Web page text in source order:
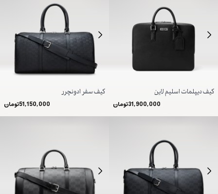
کیف دیپلمات اسلیم لاین
31,900,000تومان
کیف سفر ادونچرر
51,150,000تومان